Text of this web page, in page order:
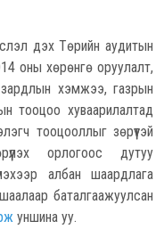
дэх Төрийн аудитын
оны хөрөнгө оруулалт,
хэмжээ, газрын
тооцоо хуваарилалтад
тооцооллыг зөрүүтэй
орлогоос дутуу
албан шаардлага
баталгаажуулсан
уншина уу.